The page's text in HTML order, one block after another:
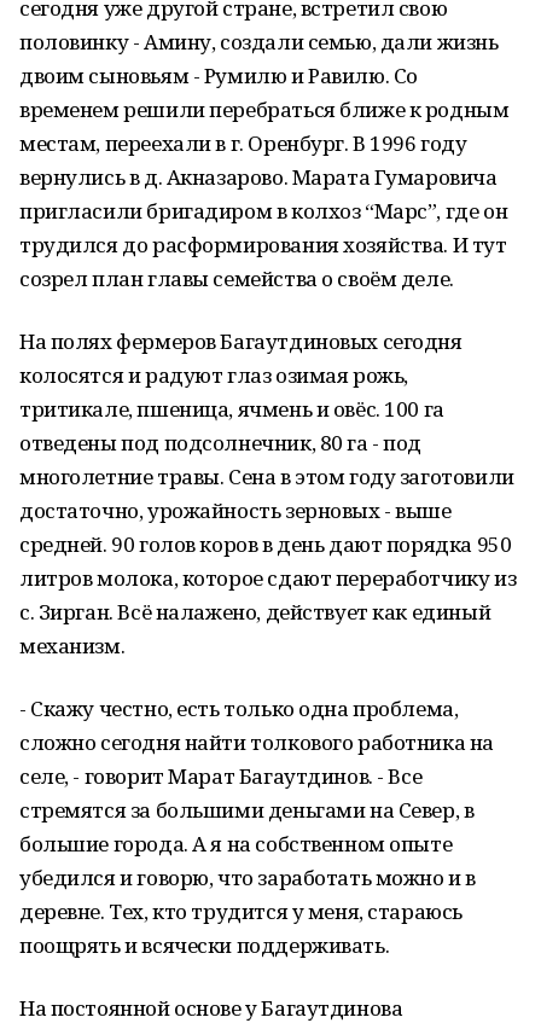
сегодня уже другой стране, встретил свою
половинку - Амину, создали семью, дали жизнь
двоим сыновьям - Румилю и Равилю. Со
временем решили перебраться ближе к родным
местам, переехали в г. Оренбург. В 1996 году
вернулись в д. Акназарово. Марата Гумаровича
пригласили бригадиром в колхоз “Марс”, где он
трудился до расформирования хозяйства. И тут
созрел план главы семейства о своём деле.
На полях фермеров Багаутдиновых сегодня
колосятся и радуют глаз озимая рожь,
тритикале, пшеница, ячмень и овёс. 100 га
отведены под подсолнечник, 80 га - под
многолетние травы. Сена в этом году заготовили
достаточно, урожайность зерновых - выше
средней. 90 голов коров в день дают порядка 950
литров молока, которое сдают переработчику из
с. Зирган. Всё налажено, действует как единый
механизм.
- Скажу честно, есть только одна проблема,
сложно сегодня найти толкового работника на
селе, - говорит Марат Багаутдинов. - Все
стремятся за большими деньгами на Север, в
большие города. А я на собственном опыте
убедился и говорю, что заработать можно и в
деревне. Тех, кто трудится у меня, стараюсь
поощрять и всячески поддерживать.
На постоянной основе у Багаутдинова